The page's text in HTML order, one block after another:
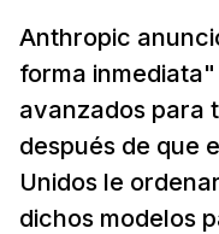
Anthropic
forma
avanzados para
después de que
Unidos le
dichos modelos